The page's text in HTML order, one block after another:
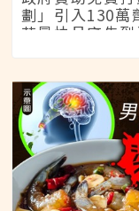
劃」引入130萬
苗最快月底先到